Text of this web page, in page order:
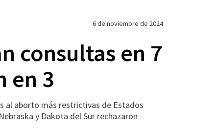
6 de noviembre de 2024
consultas en 7
en 3
al aborto más restrictivas de Estados
y Dakota del Sur rechazaron